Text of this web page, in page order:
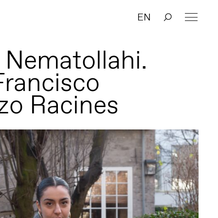
EN
Racines